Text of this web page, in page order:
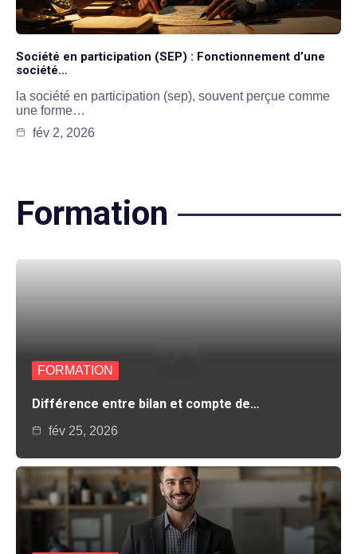
Société en participation (SEP) : Fonctionnement d’une
société…
la société en participation (sep), souvent perçue comme
une forme…
fév 2, 2026
Formation
FORMATION
Différence entre bilan et compte de…
fév 25, 2026